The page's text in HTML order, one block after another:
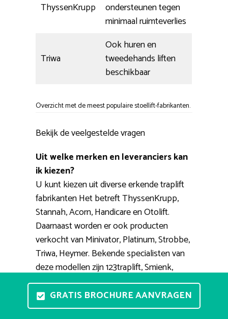
ThyssenKrupp
ondersteunen tegen
minimaal ruimteverlies
Triwa
Ook huren en
tweedehands liften
beschikbaar
Overzicht met de meest populaire stoellift-fabrikanten.
Bekijk de veelgestelde vragen
Uit welke merken en leveranciers kan
ik kiezen?
U kunt kiezen uit diverse erkende traplift
fabrikanten Het betreft ThyssenKrupp,
Stannah, Acorn, Handicare en Otolift.
Daarnaast worden er ook producten
verkocht van Minivator, Platinum, Strobbe,
Triwa, Heymer. Bekende specialisten van
deze modellen zijn 123traplift, Smienk,
Vegro, PractiComfort, TipTop.
Kan ik vrijblijvend een traplift
GRATIS BROCHURE AANVRAGEN